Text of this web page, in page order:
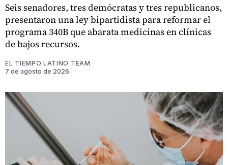
Seis senadores, tres demócratas y tres republicanos,
presentaron una ley bipartidista para reformar el
programa 340B que abarata medicinas en clínicas
de bajos recursos.
EL TIEMPO LATINO TEAM
7 de agosto de 2026